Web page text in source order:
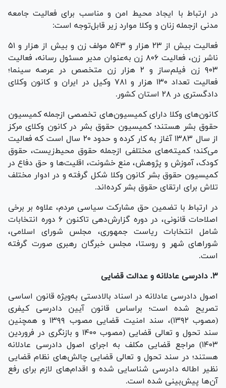
در ارتباط با ایجاد محیط امن و مناسب برای فعالیت جامعه
مدنی ازجمله زنان و وکلا موارد زیر قابل‌توجه است:
فعالیت بیش از ۲۳ هزار و ۵۴۳ مولف زن و بیش از هزار و ۵۱
ناشر زن، فعالیت ۸۰۶ زن به‌عنوان مدیر مسئول رسانه، فعالیت
۹۰۳ زن فیلم‌ساز و ۲ هزار زن متخصص در عرصه سینما؛
فعالیت تعداد ۱۳۰ هزار و ۷۸۱ وکیل در ایران و کانون وکلای
دادگستری در ۲۸ استان کشور.
کانون‌های وکلا دارای کمیسیون‌های تخصصی ازجمله کمیسیون
حقوق بشر هستند؛ کمیسیون حقوق بشر در کانون وکلای مرکز
از سال ۱۳۸۳ آغاز به کار کرده و حدود ۲۰ سال است که فعالیت
می‌کند؛ کمیته‌های مختلفی ازجمله حقوق محیط‌زیست، حقوق
کودک، آموزش و پژوهش، منع خشونت، اقلیت‌ها و حق دفاع در
کمیسیون حقوق بشر کانون وکلا شکل گرفته و در ادوار مختلف
تلاش برای ارتقای حقوق بشر کرده‌اند.
در ارتباط با تضمین حق مشارکت سیاسی مردم، علاوه بر برخی
اصلاحات قانونی، در دوره گزارش‌دهی تاکنون ۶ دوره انتخابات
شامل انتخابات ریاست جمهوری، مجلس شورای اسلامی،
شورا‌های شهر و روستا، مجلس خبرگان رهبری صورت گرفته
است.
۳. دادرسی عادلانه و عدالت قضایی
اصول دادرسی عادلانه در اسناد بالادستی به‌ویژه قانون اساسی
تصریح شده است؛ براساس قانون آیین دادرسی کیفری
(مصوب ۱۳۹۲)، سند امنیت قضایی مصوب ۱۳۹۹ و همچنین
سند تحول و تعالی قضایی (مصوب ۱۴۰۰ و بازنگری در فروردین
۱۴۰۳) مراجع قضایی مکلف به اجرای اصول دادرسی عادلانه
هستند؛ در سند تحول و تعالی قضایی چالش‌های نظام قضایی
نظیر اطاله دادرسی شناسایی شده و اقدام‌های لازم برای رفع
آن‌ها پیش‌بینی شده است.